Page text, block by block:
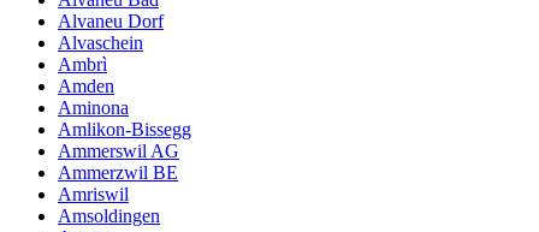
Alvaneu Dorf
Alvaschein
Ambrì
Amden
Aminona
Amlikon-Bissegg
Ammerswil AG
Ammerzwil BE
Amriswil
Amsoldingen